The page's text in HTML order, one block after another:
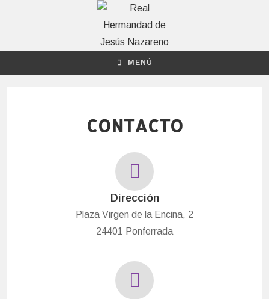
MENÚ
CONTACTO
Dirección
Plaza Virgen de la Encina, 2
24401 Ponferrada